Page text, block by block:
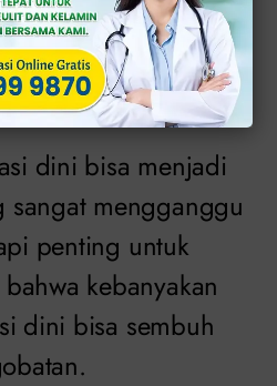
dini adalah
tidak dapat
dini bisa menjadi
sangat mengganggu
penting untuk
kebanyakan
dini bisa sembuh